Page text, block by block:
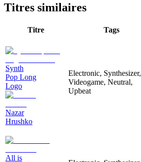
Titres similaires
Titre Tags
Synth
Pop Long
Logo
Nazar
Hrushko
Electronic, Synthesizer,
Videogame, Neutral,
Upbeat
All is